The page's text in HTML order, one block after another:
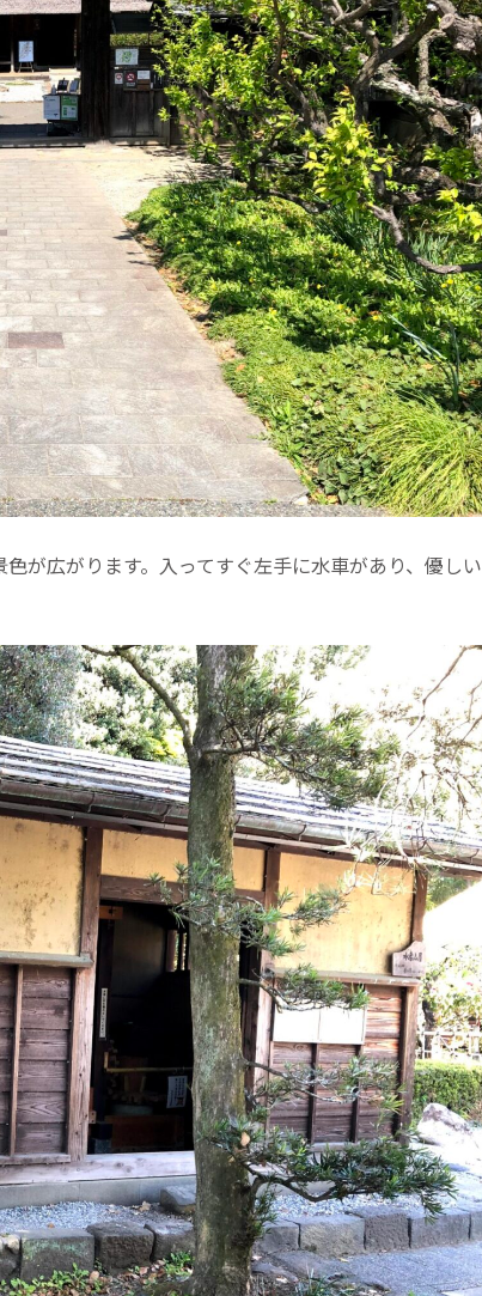
が広がります。入ってすぐ左手に水車があり、優しい